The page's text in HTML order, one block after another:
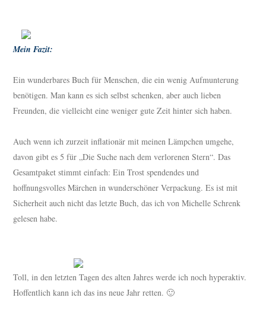
Mein Fazit:
Ein wunderbares Buch für Menschen, die ein wenig Aufmunterung
benötigen. Man kann es sich selbst schenken, aber auch lieben
Freunden, die vielleicht eine weniger gute Zeit hinter sich haben.
Auch wenn ich zurzeit inflationär mit meinen Lämpchen umgehe,
davon gibt es 5 für „Die Suche nach dem verlorenen Stern“. Das
Gesamtpaket stimmt einfach: Ein Trost spendendes und
hoffnungsvolles Märchen in wunderschöner Verpackung. Es ist mit
Sicherheit auch nicht das letzte Buch, das ich von Michelle Schrenk
gelesen habe.
Toll, in den letzten Tagen des alten Jahres werde ich noch hyperaktiv.
Hoffentlich kann ich das ins neue Jahr retten. 🙂